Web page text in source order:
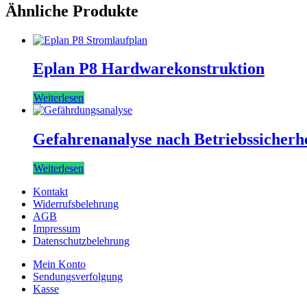
Ähnliche Produkte
Eplan P8 Hardwarekonstruktion
Weiterlesen
Gefahrenanalyse nach
Weiterlesen
Kontakt
Widerrufsbelehrung
AGB
Impressum
Datenschutzbelehrung
Mein Konto
Sendungsverfolgung
Kasse